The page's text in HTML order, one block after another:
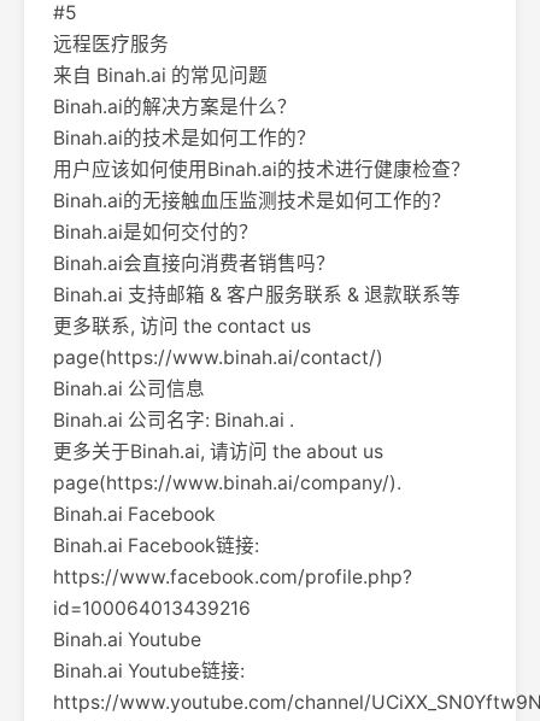
#5
远程医疗服务
来自 Binah.ai 的常见问题
Binah.ai的解决方案是什么？
Binah.ai的技术是如何工作的？
用户应该如何使用Binah.ai的技术进行健康检查？
Binah.ai的无接触血压监测技术是如何工作的？
Binah.ai是如何交付的？
Binah.ai会直接向消费者销售吗？
Binah.ai 支持邮箱 & 客户服务联系 & 退款联系等
更多联系, 访问 the contact us
page(https://www.binah.ai/contact/)
Binah.ai 公司信息
Binah.ai 公司名字: Binah.ai .
更多关于Binah.ai, 请访问 the about us
page(https://www.binah.ai/company/).
Binah.ai Facebook
Binah.ai Facebook链接:
https://www.facebook.com/profile.php?
id=100064013439216
Binah.ai Youtube
Binah.ai Youtube链接:
https://www.youtube.com/channel/